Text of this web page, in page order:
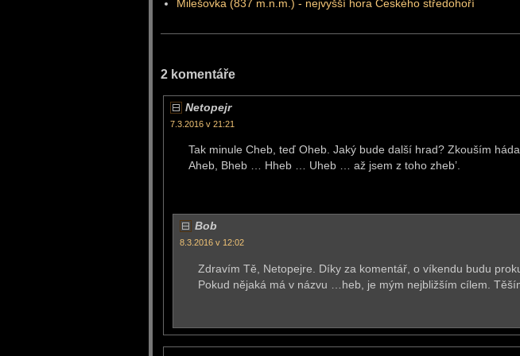
Milešovka (837 m.n.m.) - nejvyšší hora Českého středohoří
2 komentáře
Netopejr
7.3.2016 v 21:21
Tak minule Cheb, teď Oheb. Jaký bude další hrad? Zkouším
Aheb, Bheb … Hheb … Uheb … až jsem z toho zheb’.
Bob
8.3.2016 v 12:02
Zdravím Tě, Netopejre. Díky za komentář, o víkendu budu
Pokud nějaká má v názvu …heb, je mým nejbližším cílem.